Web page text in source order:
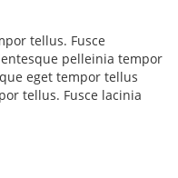
tellus. Fusce
pelleinia tempor
eget tempor tellus
tellus. Fusce lacinia